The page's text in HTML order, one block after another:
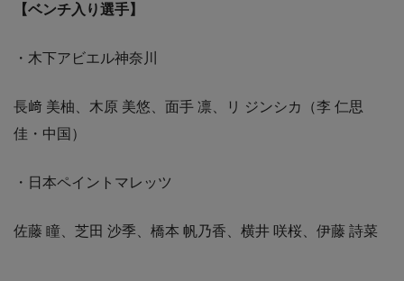
【ベンチ入り選手】
・木下アビエル神奈川
長﨑 美柚、木原 美悠、面手 凛、リ ジンシカ（李 仁思
佳・中国）
・日本ペイントマレッツ
佐藤 瞳、芝田 沙季、橋本 帆乃香、横井 咲桜、伊藤 詩菜